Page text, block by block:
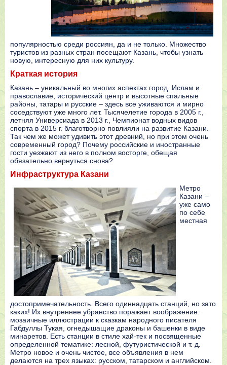
популярностью среди россиян, да и не только. Множество
туристов из разных стран посещают Казань, чтобы узнать
новую, интересную для них культуру.
Краткая история
Казань – уникальный во многих аспектах город. Ислам и
православие, исторический центр и высотные спальные
районы, татары и русские – здесь все уживаются и мирно
соседствуют уже много лет. Тысячелетие города в 2005 г.,
летняя Универсиада в 2013 г., Чемпионат водных видов
спорта в 2015 г. благотворно повлияли на развитие Казани.
Так чем же может удивить этот древний, но при этом очень
современный город? Почему российские и иностранные
гости уезжают из него в полном восторге, обещая
обязательно вернуться снова?
Инфраструктура Казани
Метро
Казани –
уже само
по себе
местная
достопримечательность. Всего одиннадцать станций, но зато
каких! Их внутреннее убранство поражает воображение:
мозаичные иллюстрации к сказкам народного писателя
Габдуллы Тукая, огнедышащие драконы и башенки в виде
минаретов. Есть станции в стиле хай-тек и посвященные
определенной тематике: лесной, футуристической и т. д.
Метро новое и очень чистое, все объявления в нем
делаются на трех языках: русском, татарском и английском.